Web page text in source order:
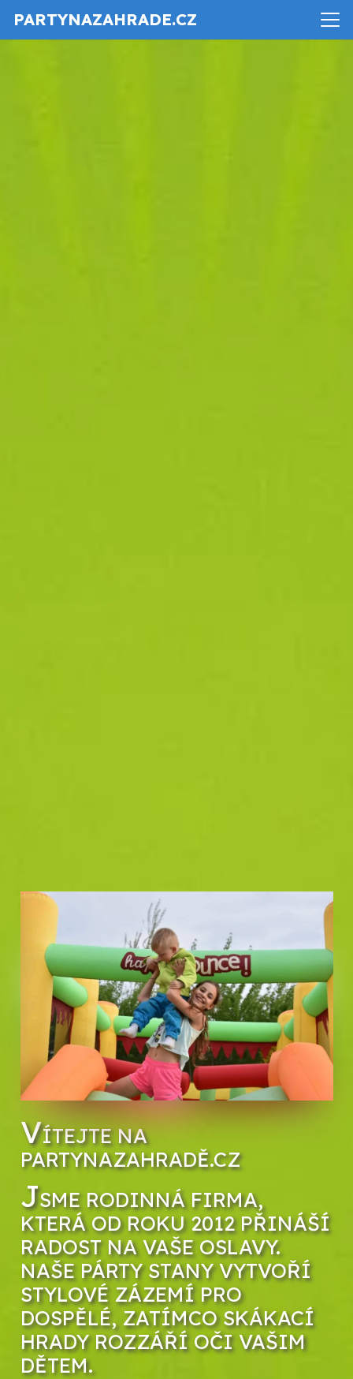
PARTYNAZAHRADE.CZ
VÍTEJTE NA
PARTYNAZAHRADĚ.CZ
JSME RODINNÁ FIRMA,
KTERÁ OD ROKU 2012 PŘINÁŠÍ
RADOST NA VAŠE OSLAVY.
NAŠE PÁRTY STANY VYTVOŘÍ
STYLOVÉ ZÁZEMÍ PRO
DOSPĚLÉ, ZATÍMCO SKÁKACÍ
HRADY ROZZÁŘÍ OČI VAŠIM
DĚTEM.